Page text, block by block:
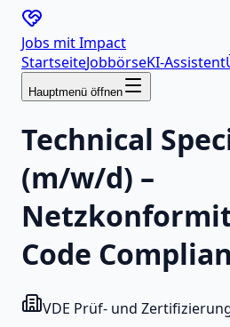
Jobs mitImpact
StartseiteJobbörseKI-Assistent
Hauptmenü öffnen
Technical
(m/w/d) –
Code
VDE Prüf- und